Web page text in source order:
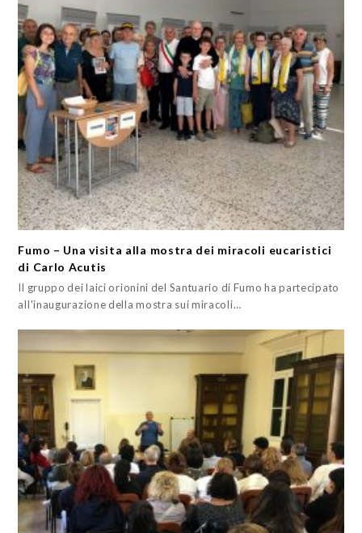
Fumo – Una visita alla mostra dei miracoli eucaristici
di Carlo Acutis
Il gruppo dei laici orionini del Santuario di Fumo ha partecipato
all'inaugurazione della mostra sui miracoli…